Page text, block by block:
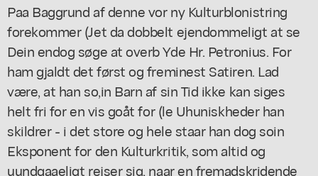
Paa Baggrund af denne vor ny Kulturblonistring
forekommer (Jet da dobbelt ejendommeligt at se
Dein endog søge at overb Yde Hr. Petronius. For
ham gjaldt det først og freminest Satiren. Lad
være, at han so,in Barn af sin Tid ikke kan siges
helt fri for en vis goåt for (le Uhuniskheder han
skildrer - i det store og hele staar han dog soin
Eksponent for den Kulturkritik, som altid og
uundgaaeligt rejser sig, naar en fremadskridende